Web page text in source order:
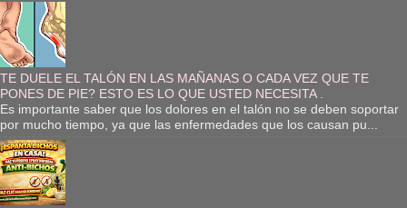
TE DUELE EL TALÓN EN LAS MAÑANAS O CADA VEZ QUE TE
PONES DE PIE? ESTO ES LO QUE USTED NECESITA .
Es importante saber que los dolores en el talón no se deben soportar
por mucho tiempo, ya que las enfermedades que los causan pu...